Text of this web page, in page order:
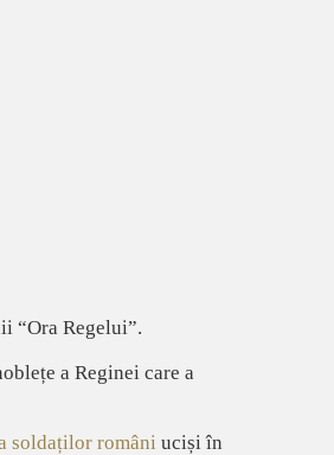
“Ora Regelui”.
a Reginei care a
soldaților români uciși în